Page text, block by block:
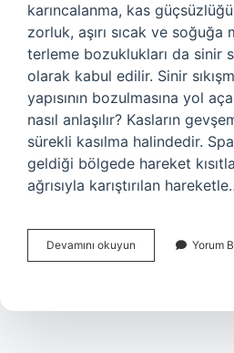
karıncalanma, kas
zorluk, aşırı sıcak ve soğuğa
terleme bozuklukları da sinir
olarak kabul edilir. Sinir
yapısının bozulmasına yol
nasıl anlaşılır? Kasların
sürekli kasılma halindedir.
geldiği bölgede hareket
ağrısıyla karıştırılan
Devamını okuyun
Kas
Mu
Yorum